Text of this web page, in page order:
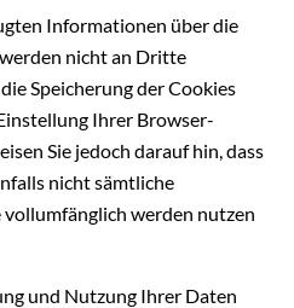
Informationen über die
nicht an Dritte
Speicherung der Cookies
Ihrer Browser-
Sie jedoch darauf hin, dass
nicht sämtliche
werden nutzen
und Nutzung Ihrer Daten